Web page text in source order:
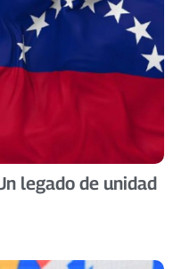
legado de unidad